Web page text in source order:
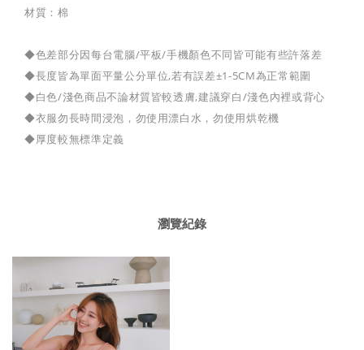
材質：棉
◆色差部分因每台電腦/平板/手機顏色不同皆可能有些許落差
◆長度皆為單面平量公分單位,若有誤差±1-5CM為正常範圍
◆白色/淺色商品不論材質皆較透膚,建議穿白/淺色內裡或背心
◆衣服勿長時間浸泡，勿使用漂白水，勿使用烘乾機
◆厚度較無標準定義
瀏覽紀錄